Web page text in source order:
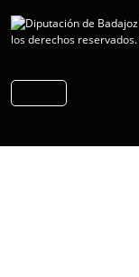
los derechos reservados.